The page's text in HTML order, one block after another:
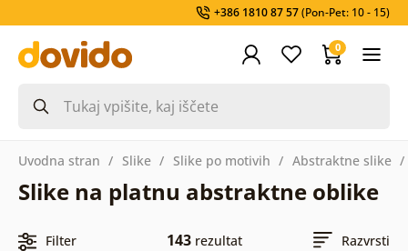
+386 1810 87 57(Pon-Pet: 10 - 15)
0
Uvodna stran Slike Slike po motivih Abstraktne slike
Slike na platnu abstraktne oblike
Filter 143rezultat Razvrsti